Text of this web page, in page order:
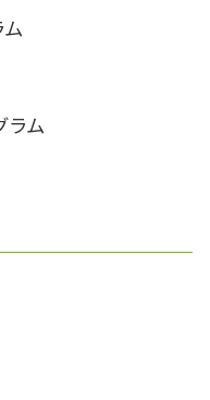
ラム